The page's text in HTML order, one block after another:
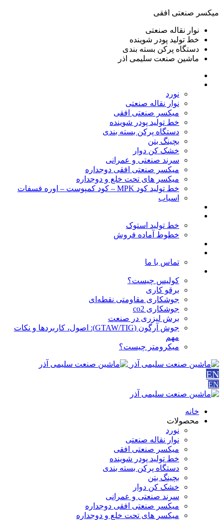
ميكسر صنعتی افقی
نوار نقاله صنعتی
خط تولید پودر شوينده
دستگاه پرکن بسته بندی
ماشين صنعت سليمی اذر
نورد
نوار نقاله صنعتی
ميكسر صنعتی افقی
خط تولید پودر شوينده
دستگاه پرکن بسته بندی
بچينگ بتن
خشک کن دوار
سرند صنعتی و عمرانی
میکسر صنعتی افقی دوجداره
میکسر های تحت خلع و دوجداره
خط تولید کود MPK – کود کمپوست – اوره فسفات
اسیاب
خط تولید استوک
خطوط آماده فروش
تماس با ما
کولیس چیست؟
برقو کاری
جوشکاری مقاومتی نقطه‌ای
جوشکاری co2
برش لیزری در صنعت
جوش آرگون (GTAW/TIG): اصول، کاربردها و نکات
مهم
میکرومتر چیست؟
EN
EN
خانه
محصولات
نورد
نوار نقاله صنعتی
ميكسر صنعتی افقی
خط تولید پودر شوينده
دستگاه پرکن بسته بندی
بچينگ بتن
خشک کن دوار
سرند صنعتی و عمرانی
میکسر صنعتی افقی دوجداره
میکسر های تحت خلع و دوجداره